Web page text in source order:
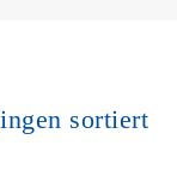
sortiert